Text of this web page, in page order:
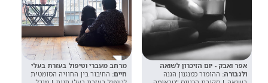
אפר ואבק - יום הזיכרון לשואה
ולגבורה: ההומור כמנגנון הגנה
מרחב מעברי וטיפול בעזרת בעלי
חיים: החיבור בין החוויה הסומטית